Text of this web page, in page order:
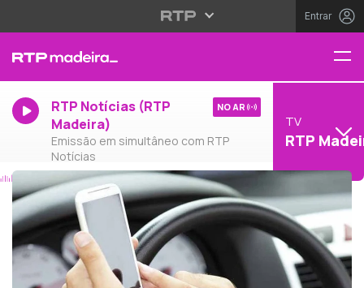
Entrar
RTP Notícias (RTP
Madeira)
Emissão em simultâneo com RTP
Notícias
NO AR
TV
RTP